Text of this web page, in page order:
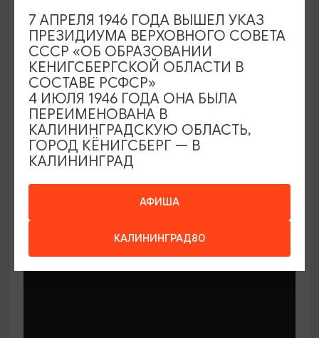
МАСТЕР-КЛАССЫ
Мастер-классы по керамике Елены
Бодяковой
Калининград, ул. Баранова, 45
АФИША
КАЛИНИНГРАД80
7 АПРЕЛЯ 1946 ГОДА ВЫШЕЛ УКАЗ
ПРЕЗИДИУМА ВЕРХОВНОГО СОВЕТА
СССР «ОБ ОБРАЗОВАНИИ
КЕНИГСБЕРГСКОЙ ОБЛАСТИ В
СОСТАВЕ РСФСР»
4 ИЮЛЯ 1946 ГОДА ОНА БЫЛА
ПЕРЕИМЕНОВАНА В
КАЛИНИНГРАДСКУЮ ОБЛАСТЬ,
ГОРОД КЁНИГСБЕРГ — В
КАЛИНИНГРАД